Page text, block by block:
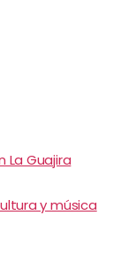
La Guajira
y música